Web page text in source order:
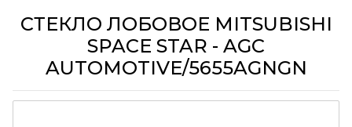
СТЕКЛО ЛОБОВОЕ MITSUBISHI
SPACE STAR - AGC
AUTOMOTIVE/5655AGNGN